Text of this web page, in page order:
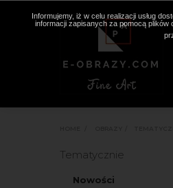
Tematycznie
Nowości
Informujemy, iż w celu realizacji usług
informacji zapisanych za pomocą